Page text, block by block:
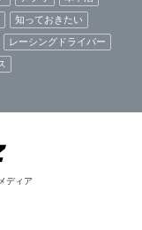
知っておきたい
レーシングドライバー
ディア